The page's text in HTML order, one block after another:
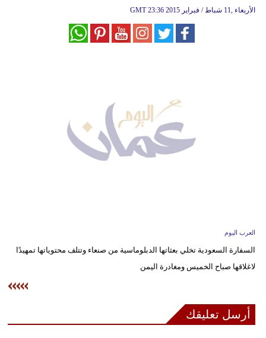
أبراج
GMT 23:36 2015 الأربعاء ,11 شباط / فبراير
العرب اليوم
السفارة السعودية تخلي بعثاتها الدبلوماسية من صنعاء وتتلف محتوياتها تمهيدًا
لاغلاقها صباح الخميس ومغادرة اليمن
أرسل تعليقك